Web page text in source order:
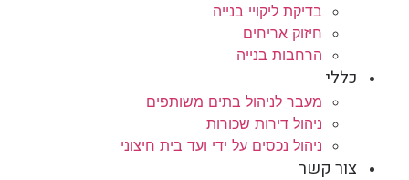
בדיקת ליקויי בנייה
חיזוק אריחים
הרחבות בנייה
כללי
מעבר לניהול בתים משותפים
ניהול דירות שכורות
ניהול נכסים על ידי ועד בית חיצוני
צור קשר